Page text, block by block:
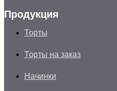
Продукция
Торты
Торты на заказ
Начинки